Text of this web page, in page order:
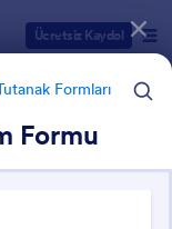
Ücretsiz Kaydol
Formları
Formu